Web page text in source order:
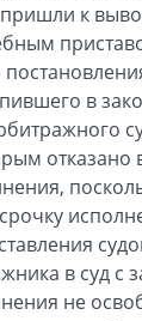
к
в
отказано
в суд с
не